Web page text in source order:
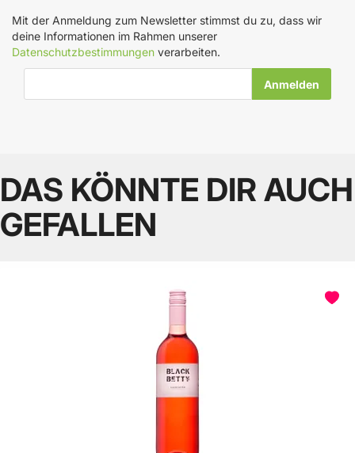
Mit der Anmeldung zum Newsletter stimmst du zu, dass wir
deine Informationen im Rahmen unserer
Datenschutzbestimmungen verarbeiten.
DAS KÖNNTE DIR AUCH
GEFALLEN